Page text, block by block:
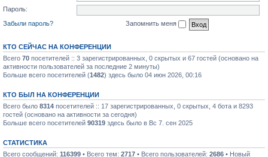
Пароль:
Забыли пароль?
Запомнить меня
КТО СЕЙЧАС НА КОНФЕРЕНЦИИ
Всего 70 посетителей :: 3 зарегистрированных, 0 скрытых и 67 гостей (основано на
активности пользователей за последние 2 минуты)
Больше всего посетителей (1482) здесь было 04 июн 2026, 00:16
КТО БЫЛ НА КОНФЕРЕНЦИИ
Всего было 8314 посетителей :: 17 зарегистрированных, 0 скрытых, 4 бота и 8293
гостей (основано на активности за сегодня)
Больше всего посетителей 90319 здесь было в Вс 7. сен 2025
СТАТИСТИКА
Всего сообщений: 116399 • Всего тем: 2717 • Всего пользователей: 2686 • Новый